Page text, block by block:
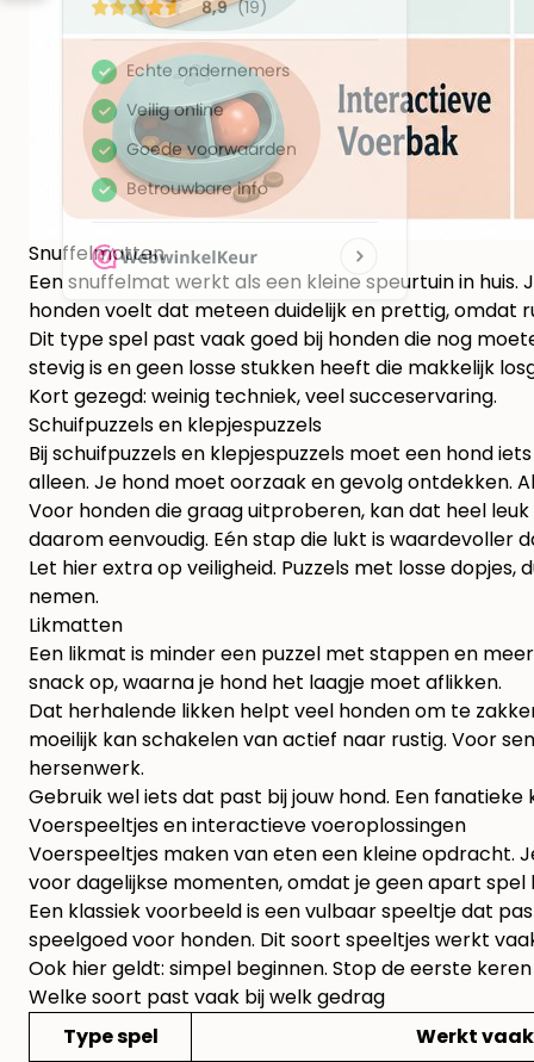
Snuffelmatten
Een snuffelmat werkt als een kleine speurtuin in
honden voelt dat meteen duidelijk en prettig, omdat
Dit type spel past vaak goed bij honden die nog
stevig is en geen losse stukken heeft die makkelijk
Kort gezegd: weinig techniek, veel succeservaring.
Schuifpuzzels en klepjespuzzels
Bij schuifpuzzels en klepjespuzzels moet een hond
alleen. Je hond moet oorzaak en gevolg ontdekken.
Voor honden die graag uitproberen, kan dat heel
daarom eenvoudig. Eén stap die lukt is
Let hier extra op veiligheid. Puzzels met losse
nemen.
Likmatten
Een likmat is minder een puzzel met stappen en
snack op, waarna je hond het laagje moet aflikken.
Dat herhalende likken helpt veel honden om te
moeilijk kan schakelen van actief naar rustig. Voor
hersenwerk.
Gebruik wel iets dat past bij jouw hond. Een
Voerspeeltjes en interactieve voeroplossingen
Voerspeeltjes maken van eten een kleine opdracht.
voor dagelijkse momenten, omdat je geen apart
Een klassiek voorbeeld is een vulbaar speeltje dat
speelgoed voor honden. Dit soort speeltjes werkt
Ook hier geldt: simpel beginnen. Stop de eerste
Welke soort past vaak bij welk gedrag
Type spel
Werkt